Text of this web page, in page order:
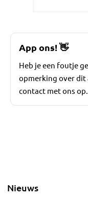
App ons!👋
Heb je een foutje
opmerking over dit
contact met ons op.
Nieuws